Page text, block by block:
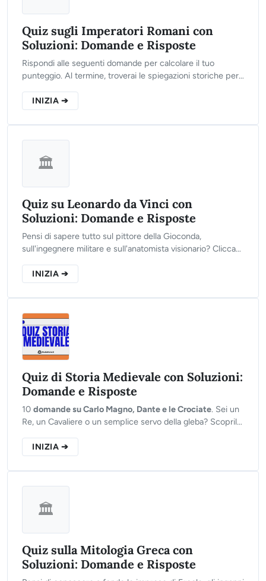
Quiz sugli Imperatori Romani con
Soluzioni: Domande e Risposte
Rispondi alle seguenti domande per calcolare il tuo
punteggio. Al termine, troverai le spiegazioni storiche per
apprendimento.
INIZIA ➔
🏛️
Quiz su Leonardo da Vinci con
Soluzioni: Domande e Risposte
Pensi di sapere tutto sul pittore della Gioconda,
sull'ingegnere militare e sull'anatomista visionario? Clicca
quiz e scopri il tuo livello!
INIZIA ➔
Quiz di Storia Medievale con Soluzioni:
Domande e Risposte
10 domande su Carlo Magno, Dante e le Crociate. Sei un
Re, un Cavaliere o un semplice servo della gleba? Scoprilo
INIZIA ➔
🏛️
Quiz sulla Mitologia Greca con
Soluzioni: Domande e Risposte